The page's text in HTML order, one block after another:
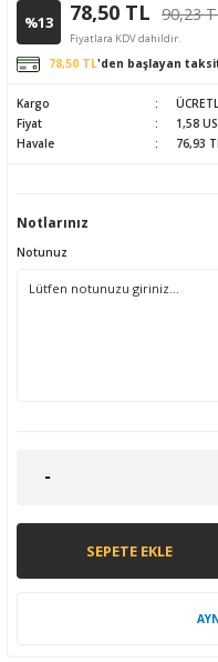
%13 78,50 TL 90,23
Fiyatlara KDV dahildir.
78,50 TL'den başlayan
Kargo
Fiyat
1,58
Havale
76,93
Notlarınız
Notunuz
SEPETE EKLE